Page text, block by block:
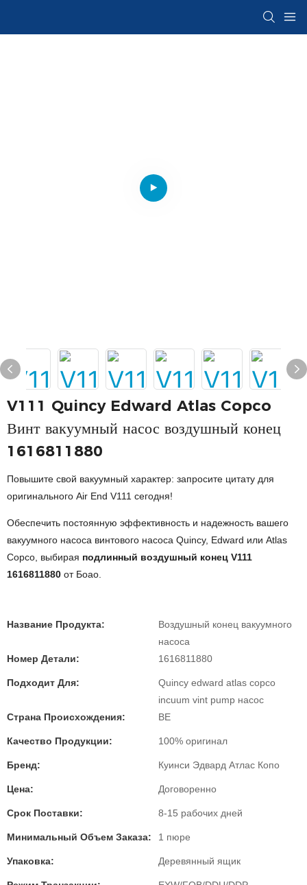
V111 Quincy Edward Atlas Copco
Винт вакуумный насос воздушный конец
1616811880
Повышите свой вакуумный характер: запросите цитату для
оригинального Air End V111 сегодня!
Обеспечить постоянную эффективность и надежность вашего
вакуумного насоса винтового насоса Quincy, Edward или Atlas
Copco, выбирая подлинный воздушный конец V111
1616811880 от Боао.
Название Продукта:
Воздушный конец вакуумного
насоса
Номер Детали:
1616811880
Подходит Для:
Quincy edward atlas copco
incuum vint pump насос
Страна Происхождения:
BE
Качество Продукции: 100% оригинал
Бренд: Куинси Эдвард Атлас Копо
Цена: Договоренно
Срок Поставки: 8-15 рабочих дней
Минимальный Объем Заказа: 1 пюре
Упаковка: Деревянный ящик